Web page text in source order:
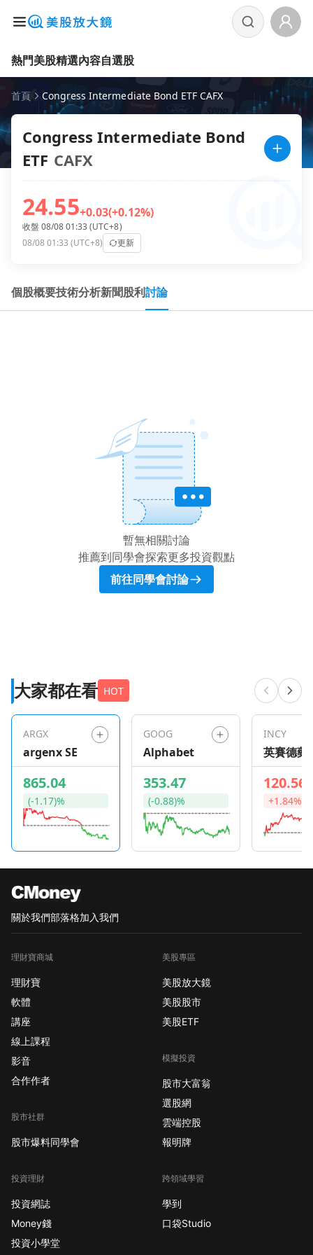
熱門美股精選內容自選股
首頁 Congress Intermediate Bond ETF CAFX
Congress Intermediate Bond
ETF CAFX
24.55+0.03(+0.12%)
收盤 08/08 01:33 (UTC+8)
08/08 01:33 (UTC+8)
更新
個股概要技術分析新聞股利討論
暫無相關討論
推薦到同學會探索更多投資觀點
前往同學會討論
大家都在看 HOT
ARGX
argenx SE
865.04
(-1.17)%
GOOG
Alphabet
353.47
(-0.88)%
INCY
英賽德藥
120.56
+1.84%
關於我們部落格加入我們
理財寶商城
理財寶
軟體
講座
線上課程
影音
合作作者
股市社群
股市爆料同學會
投資理財
投資網誌
Money錢
投資小學堂
美股專區
美股放大鏡
美股股市
美股ETF
模擬投資
股市大富翁
選股網
雲端控股
報明牌
跨領域學習
學到
口袋Studio